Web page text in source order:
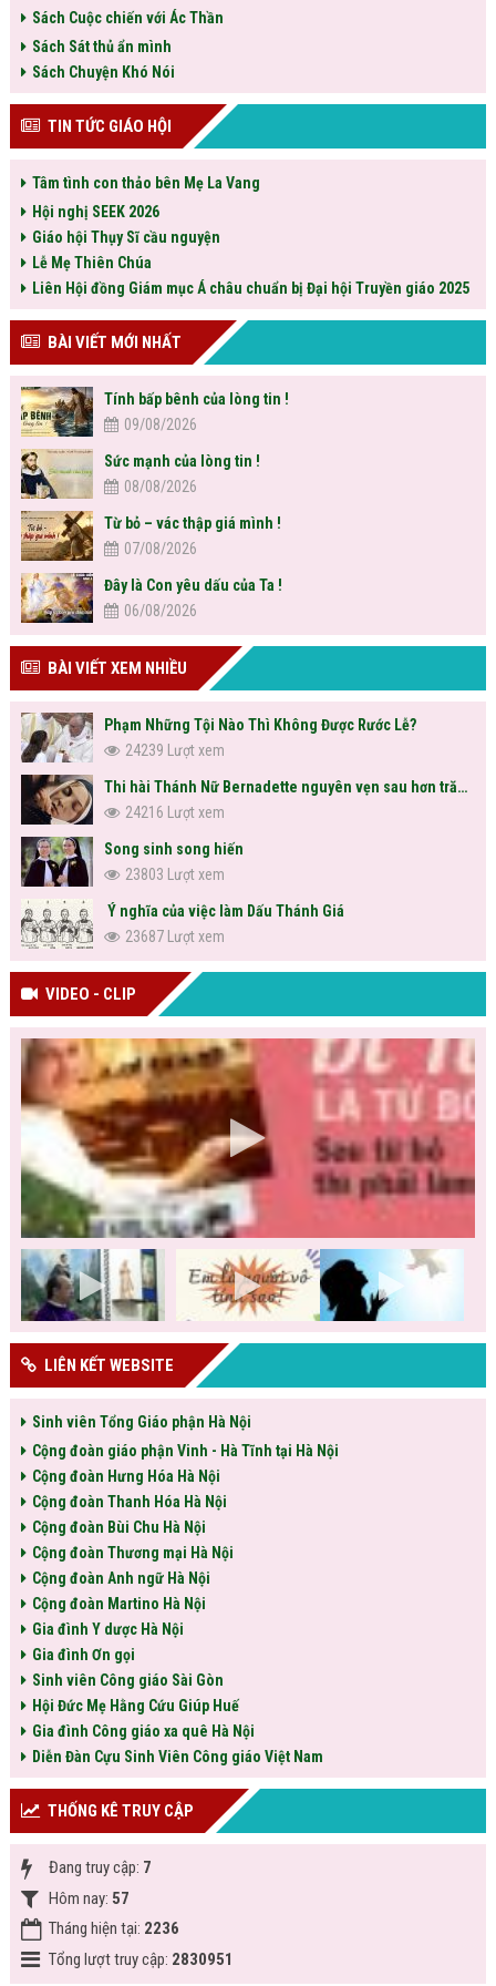
Sách Cuộc chiến với Ác Thần
Sách Sát thủ ẩn mình
Sách Chuyện Khó Nói
TIN TỨC GIÁO HỘI
Tâm tình con thảo bên Mẹ La Vang
Hội nghị SEEK 2026
Giáo hội Thụy Sĩ cầu nguyện
Lễ Mẹ Thiên Chúa
Liên Hội đồng Giám mục Á châu chuẩn bị Đại hội Truyền giáo 2025
BÀI VIẾT MỚI NHẤT
Tính bấp bênh của lòng tin !
09/08/2026
Sức mạnh của lòng tin !
08/08/2026
Từ bỏ – vác thập giá mình !
07/08/2026
Đây là Con yêu dấu của Ta !
06/08/2026
BÀI VIẾT XEM NHIỀU
Phạm Những Tội Nào Thì Không Được Rước Lễ?
24239 Lượt xem
Thi hài Thánh Nữ Bernadette nguyên vẹn sau hơn trăm năm
24216 Lượt xem
Song sinh song hiến
23803 Lượt xem
Ý nghĩa của việc làm Dấu Thánh Giá
23687 Lượt xem
VIDEO - CLIP
LIÊN KẾT WEBSITE
Sinh viên Tổng Giáo phận Hà Nội
Cộng đoàn giáo phận Vinh - Hà Tĩnh tại Hà Nội
Cộng đoàn Hưng Hóa Hà Nội
Cộng đoàn Thanh Hóa Hà Nội
Cộng đoàn Bùi Chu Hà Nội
Cộng đoàn Thương mại Hà Nội
Cộng đoàn Anh ngữ Hà Nội
Cộng đoàn Martino Hà Nội
Gia đình Y dược Hà Nội
Gia đình Ơn gọi
Sinh viên Công giáo Sài Gòn
Hội Đức Mẹ Hằng Cứu Giúp Huế
Gia đình Công giáo xa quê Hà Nội
Diễn Đàn Cựu Sinh Viên Công giáo Việt Nam
THỐNG KÊ TRUY CẬP
Đang truy cập: 7
Hôm nay: 57
Tháng hiện tại: 2236
Tổng lượt truy cập: 2830951